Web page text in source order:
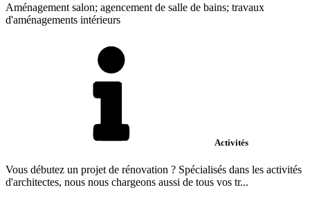
Aménagement salon; agencement de salle de bains; travaux
d'aménagements intérieurs
Activités
Vous débutez un projet de rénovation ? Spécialisés dans les activités
d'architectes, nous nous chargeons aussi de tous vos tr...